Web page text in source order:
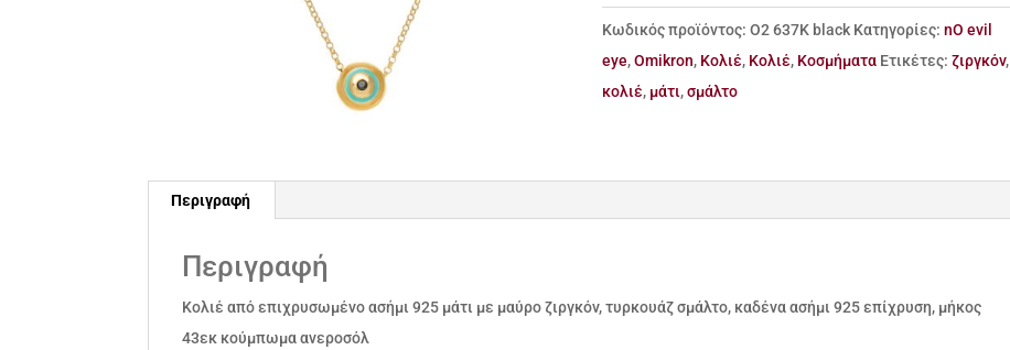
925
μάτι
με
σμάλτο
Κωδικός προϊόντος:Ο2 637Κ black Κατηγορίες:nO evil
eye,Omikron, Κολιέ, Κολιέ, Κοσμήματα Ετικέτες:ζιργκόν,
κολιέ, μάτι,σμάλτο
Περιγραφή
Περιγραφή
Κολιέ από επιχρυσωμένο ασήμι 925 μάτι με μαύρο ζιργκόν, τυρκουάζ σμάλτο, καδένα ασήμι 925 επίχρυση, μήκος
43εκ κούμπωμα ανεροσόλ